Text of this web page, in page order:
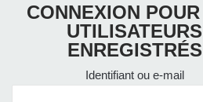
CONNEXION
UTILISATEURS
ENREGISTRÉS
Identifiant ou e-mail